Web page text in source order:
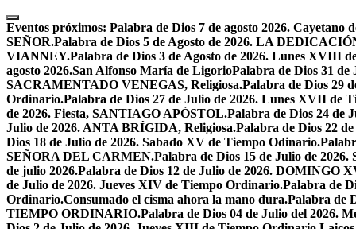
Skip
to
content
Eventos próximos: Palabra de Dios 7 de agosto 2026. Cayetano
SEÑOR.Palabra de Dios 5 de Agosto de 2026. LA
VIANNEY.Palabra de Dios 3 de Agosto de 2026. Lunes XVIII
agosto 2026.San Alfonso María de LigorioPalabra de Dios 31
SACRAMENTADO VENEGAS, Religiosa.Palabra de Dios 29
Ordinario.Palabra de Dios 27 de Julio de 2026. Lunes XVII de
de 2026. Fiesta, SANTIAGO APÓSTOL.Palabra de Dios 24 de
Julio de 2026. ANTA BRÍGIDA, Religiosa.Palabra de Dios 22
Dios 18 de Julio de 2026. Sabado XV de Tiempo Odinario.
SEÑORA DEL CARMEN.Palabra de Dios 15 de Julio de
de julio 2026.Palabra de Dios 12 de Julio de 2026.
de Julio de 2026. Jueves XIV de Tiempo Ordinario.Palabra de
Ordinario.Consumado el cisma ahora la mano dura.Palabra de
TIEMPO ORDINARIO.Palabra de Dios 04 de Julio del 2026.